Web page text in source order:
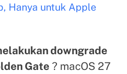
Hanya untuk Apple
downgrade
Gate ? macOS 27